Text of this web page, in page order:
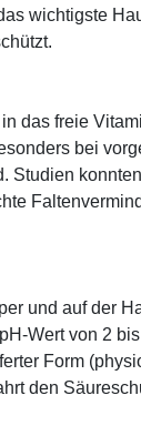
wichtigste
das freie
bei
Studien
und auf der
Wert von 2
Form
den